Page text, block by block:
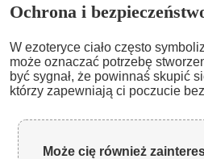
Ochrona i
W ezoteryce ciało często
może oznaczać potrzebę
być sygnał, że powinnaś skupić
którzy zapewniają ci poczucie
Może cię również